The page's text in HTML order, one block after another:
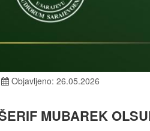
Objavljeno: 26.05.2026
MUBAREK